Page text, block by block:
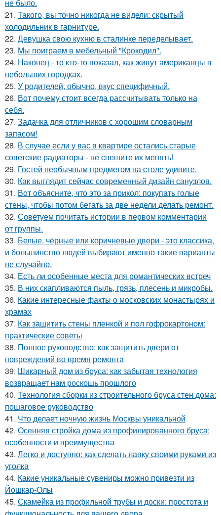
не было.
21. Такого, вы точно никогда не видели: скрытый
холодильник в гарнитуре.
22. Девушка свою кухню в сталинке переделывает.
23. Мы поиграем в мебельный "Крокодил".
24. Наконец - то кто-то показал, как живут американцы в
небольших городках.
25. У родителей, обычно, вкус специфичный.
26. Вот почему стоит всегда рассчитывать только на
себя.
27. Задачка для отличников с хорошим словарным
запасом!
28. В случае если у вас в квартире остались старые
советские радиаторы - не спешите их менять!
29. Гостей необычным предметом на столе удивите.
30. Как выглядит сейчас современный дизайн санузлов.
31. Вот объясните, что это за прикол: покупать голые
стены, чтобы потом бегать за две недели делать ремонт.
32. Советуем почитать истории в первом комментарии
от группы.
33. Белые, чёрные или коричневые двери - это классика,
и большинство людей выбирают именно такие варианты
не случайно.
34. Есть ли особенные места для романтических встреч
35. В них скапливаются пыль, грязь, плесень и микробы.
36. Какие интересные факты о московских монастырях и
храмах
37. Как защитить стены пленкой и пол гофрокартоном:
практические советы
38. Полное руководство: как защитить двери от
повреждений во время ремонта
39. Шикарный дом из бруса: как забытая технология
возвращает нам роскошь прошлого
40. Технология сборки из строительного бруса стен дома:
пошаговое руководство
41. Что делает ночную жизнь Москвы уникальной
42. Осенняя стройка дома из профилированного бруса:
особенности и преимущества
43. Легко и доступно: как сделать лавку своими руками из
уголка
44. Какие уникальные сувениры можно привезти из
Йошкар-Олы
45. Скамейка из профильной трубы и доски: простота и